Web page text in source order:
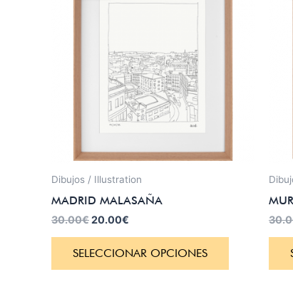
Dibujos / Illustration
MADRID MALASAÑA
30.00€
era:
20.00€
es:
SELECCIONAR OPCIONES